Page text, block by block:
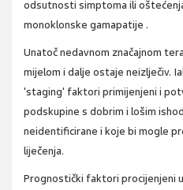
odsutnosti simptoma ili
monoklonske gamapatije .
Unatoč nedavnom značajnom
mijelom i dalje ostaje neizlječiv.
'staging' faktori primijenjeni i
podskupine s dobrim i lošim
neidentificirane i koje bi mogle
liječenja.
Prognostički faktori procijenjeni